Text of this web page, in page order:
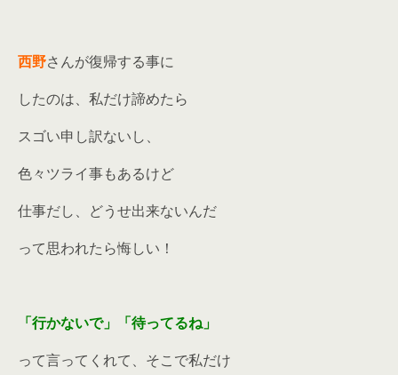
西野さんが復帰する事に
したのは、私だけ諦めたら
スゴい申し訳ないし、
色々ツライ事もあるけど
仕事だし、どうせ出来ないんだ
って思われたら悔しい！
「行かないで」「待ってるね」
って言ってくれて、そこで私だけ